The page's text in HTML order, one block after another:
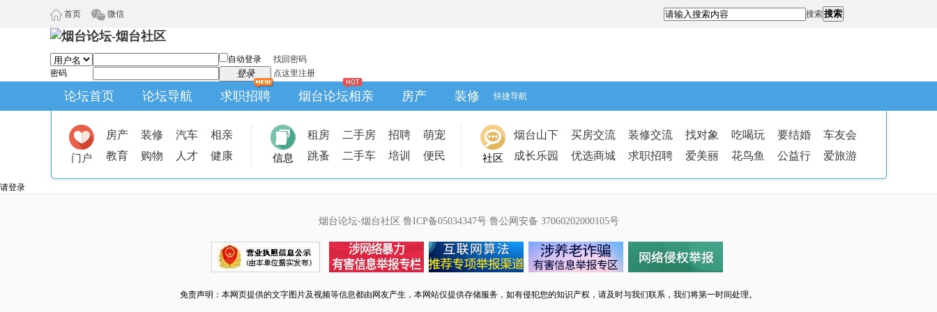
首页 微信 搜索搜索
自动登录
找回密码
密码
登录 点这里注册
论坛首页 论坛导航 求职招聘 烟台论坛相亲 房产 装修 快捷导航
门户
房产 装修 汽车
相亲
教育
购物 人才 健康 信息
租房 二手房 招聘
萌宠
跳蚤
二手车 培训 便民 社区
烟台山下 买房交流 装修交流 找对象 吃喝玩 要结婚
车友会
成长乐园
优选商城 求职招聘 爱美丽 花鸟鱼 公益行 爱旅游
请登录
烟台论坛-烟台社区 鲁ICP备05034347号 鲁公网安备 37060202000105号
免责声明：本网页提供的文字图片及视频等信息都由网友产生，本网站仅提供存储服务，如有侵犯您的知识产权，请及时与我们联系，我们将第一时间处理。